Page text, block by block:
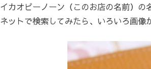
イカオピーノーン（このお店の名前）の
ネットで検索してみたら、いろいろ画像